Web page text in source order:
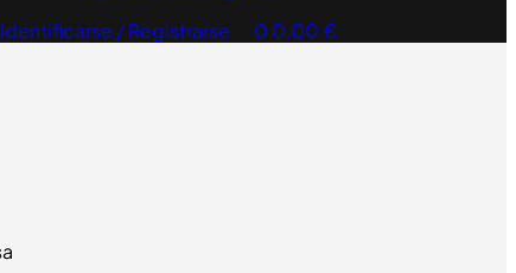
Identificarse / Registrarse
0 0,00€